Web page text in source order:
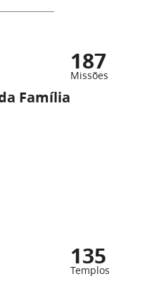
187
Missões
Família
135
Templos